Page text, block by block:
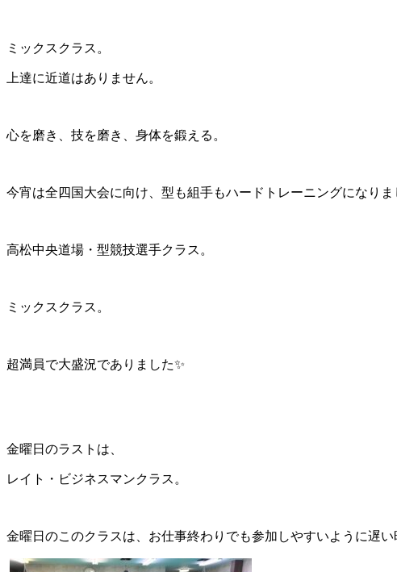
ミックスクラス。
上達に近道はありません。
心を磨き、技を磨き、身体を鍛える。
今宵は全四国大会に向け、型も組手もハードトレーニングになり
高松中央道場・型競技選手クラス。
ミックスクラス。
超満員で大盛況でありました✨
金曜日のラストは、
レイト・ビジネスマンクラス。
金曜日のこのクラスは、お仕事終わりでも参加しやすいように遅